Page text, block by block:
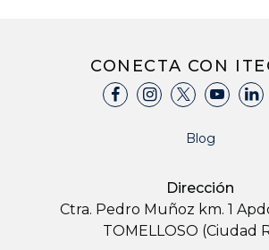
CONECTA CON
Blog
Dirección
Ctra. Pedro Muñoz km. 1
TOMELLOSO (Ciudad